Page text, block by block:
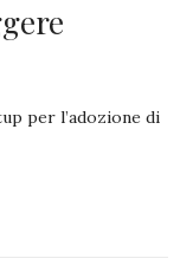
per l’adozione di